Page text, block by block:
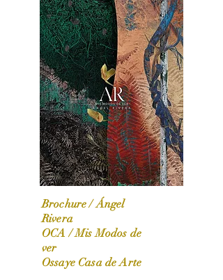
OCA|News 31 / Marzo-Abril / 2024
Brochure / Ángel
Rivera
OCA / Mis Modos de
ver
Ossaye Casa de Arte